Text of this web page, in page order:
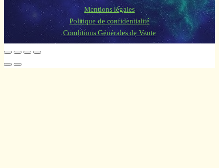
Mentions légales
Politique de confidentialité
Conditions Générales de Vente